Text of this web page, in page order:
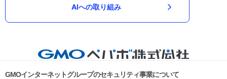
AIへの取り組み
GMOインターネットグループのセキュリティ事業について